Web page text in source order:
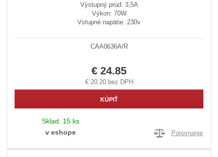
Výstupný prúd: 3,5A
Výkon: 70W
Vstupné napätie: 230v
CAA0636A/R
€ 24.85
€ 20.20 bez DPH
KÚPIŤ
Sklad: 15 ks
v eshope
Porovnanie